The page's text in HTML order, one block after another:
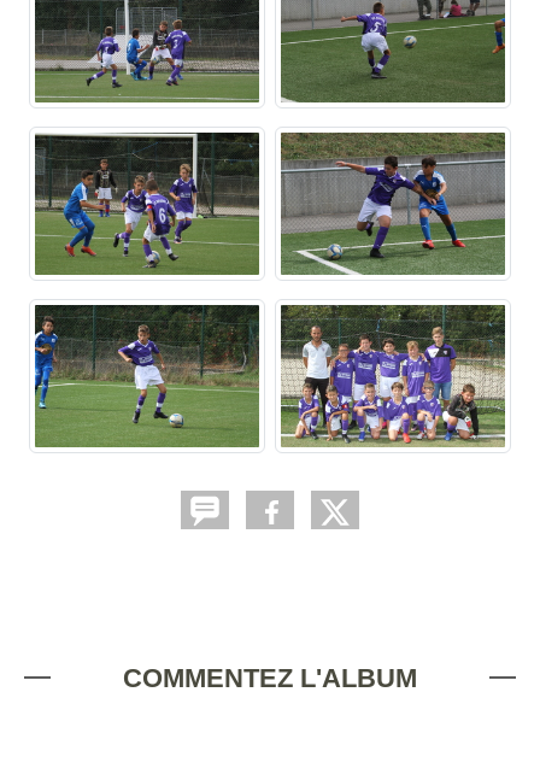
COMMENTEZ L'ALBUM